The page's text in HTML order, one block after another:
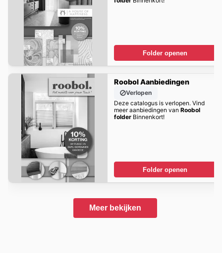
Folder openen
Roobol Aanbiedingen
Verlopen
Deze catalogus is verlopen. Vind
meer aanbiedingen van Roobol
folderBinnenkort!
Folder openen
Meer bekijken